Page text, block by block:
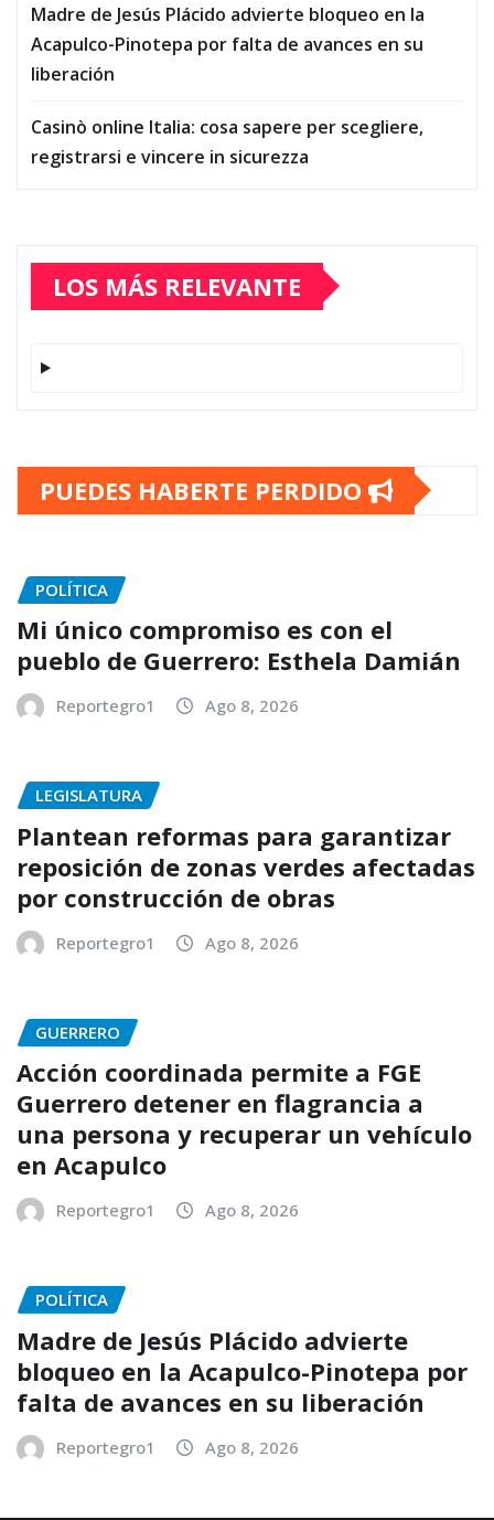
Madre de Jesús Plácido advierte bloqueo en la
Acapulco-Pinotepa por falta de avances en su
liberación
Casinò online Italia: cosa sapere per scegliere,
registrarsi e vincere in sicurezza
LOS MÁS RELEVANTE
PUEDES HABERTE PERDIDO
POLÍTICA
Mi único compromiso es con el
pueblo de Guerrero: Esthela Damián
Reportegro1 Ago 8, 2026
LEGISLATURA
Plantean reformas para garantizar
reposición de zonas verdes afectadas
por construcción de obras
Reportegro1 Ago 8, 2026
GUERRERO
Acción coordinada permite a FGE
Guerrero detener en flagrancia a
una persona y recuperar un vehículo
en Acapulco
Reportegro1 Ago 8, 2026
POLÍTICA
Madre de Jesús Plácido advierte
bloqueo en la Acapulco-Pinotepa por
falta de avances en su liberación
Reportegro1 Ago 8, 2026